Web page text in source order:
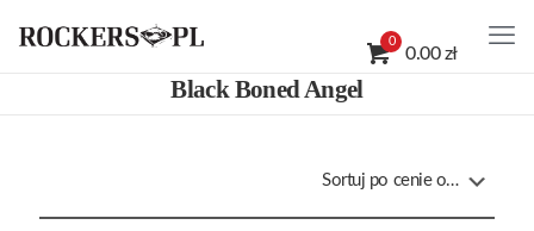
0
0.00 zł
Black Boned Angel